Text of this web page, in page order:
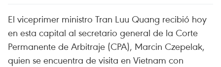
El viceprimer ministro Tran Luu Quang recibió hoy
en esta capital al secretario general de la Corte
Permanente de Arbitraje (CPA), Marcin Czepelak,
quien se encuentra de visita en Vietnam con